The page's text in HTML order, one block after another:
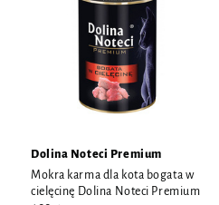
Dolina Noteci Premium
Mokra karma dla kota bogata w
cielęcinę Dolina Noteci Premium